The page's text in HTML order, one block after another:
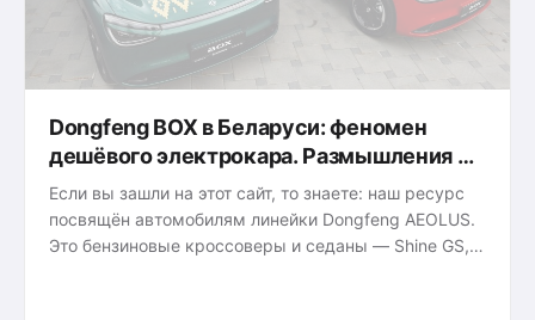
Dongfeng BOX в Беларуси: феномен
дешёвого электрокара. Размышления о
том, когда это работает, а когда — нет
Если вы зашли на этот сайт, то знаете: наш ресурс
посвящён автомобилям линейки Dongfeng AEOLUS.
Это бензиновые кроссоверы и седаны — Shine GS,